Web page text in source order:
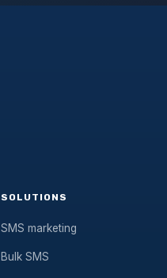
SOLUTIONS
SMS marketing
Bulk SMS